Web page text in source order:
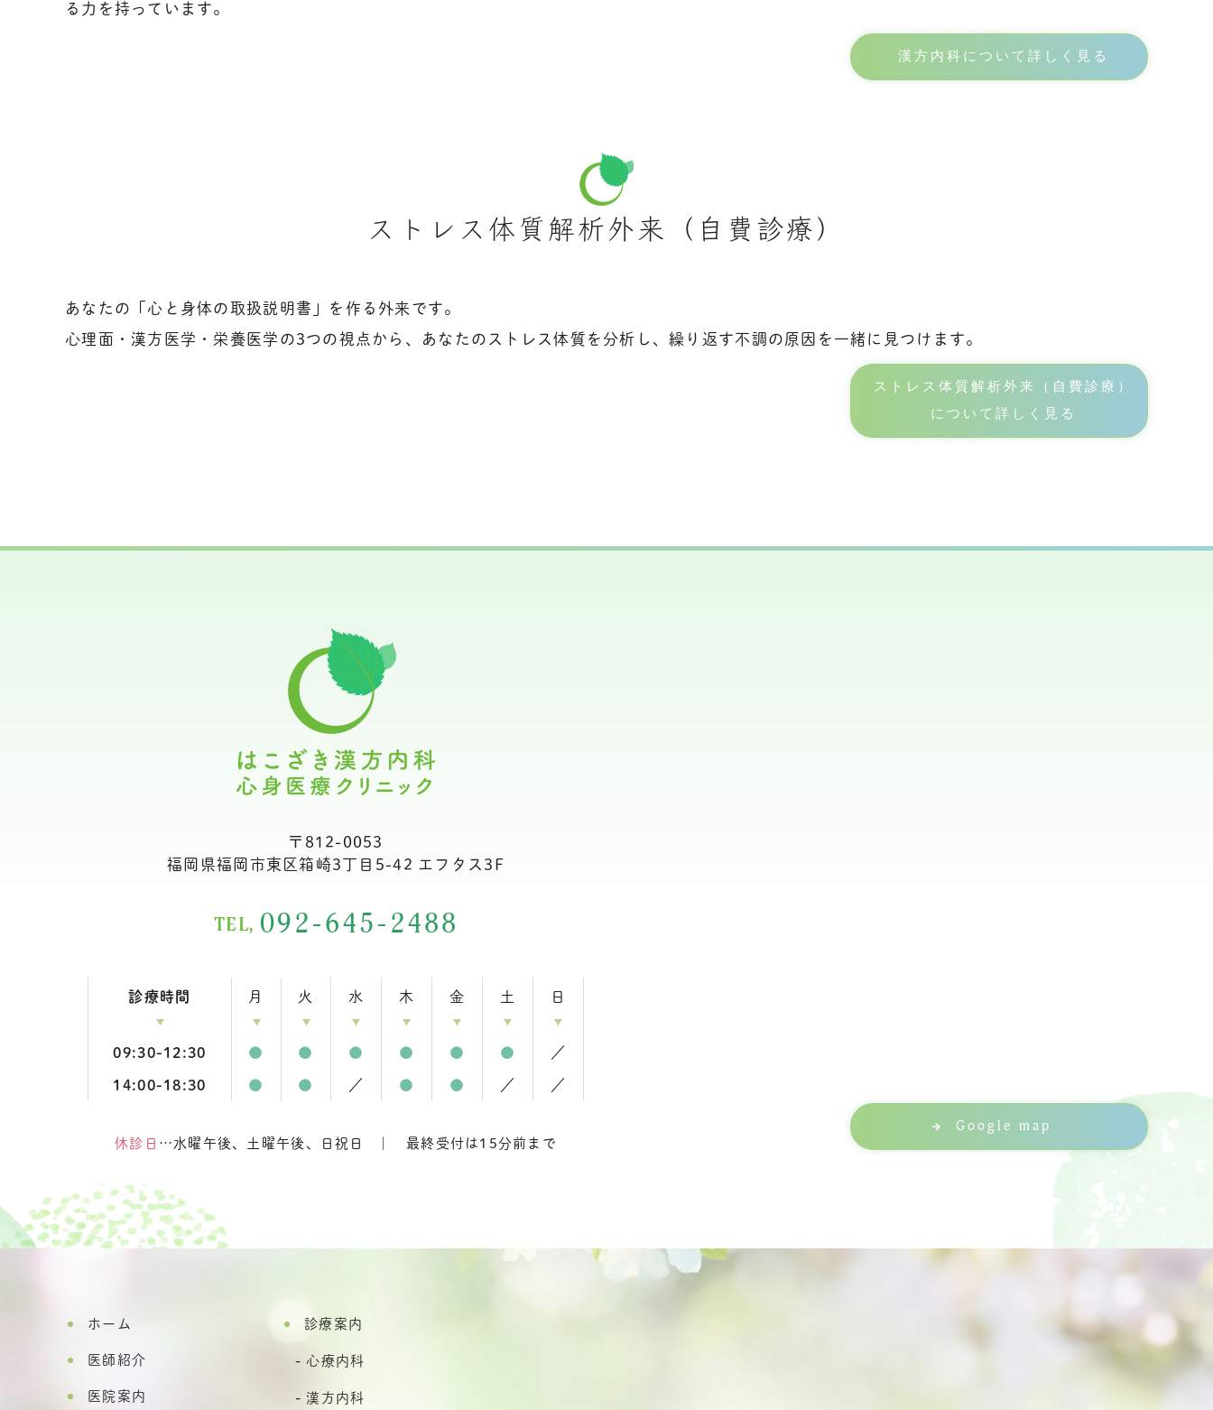
る力を持っています。
漢方内科について詳しく見る
ストレス体質解析外来（自費診療）
あなたの「心と身体の取扱説明書」を作る外来です。
心理面・漢方医学・栄養医学の3つの視点から、あなたのストレス体質を分析し、繰り返す不調の原因を一緒に見つけます。
ストレス体質解析外来（自費診療）
について詳しく見る
〒812-0053
福岡県福岡市東区箱崎3丁目5-42 エフタス3F
TEL, 092-645-2488
診療時間 月 火 水 木 金 土 日
09:30-12:30 ● ● ● ● ● ● ／
14:00-18:30 ● ● ／ ● ● ／ ／
休診日 …水曜午後、土曜午後、日祝日 最終受付は15分前まで
Google map
ホーム
医師紹介
医院案内
診療案内
心療内科
漢方内科